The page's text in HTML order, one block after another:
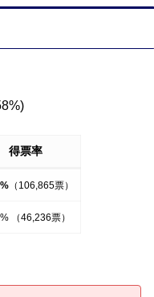
得票率
%（106,865票）
% （46,236票）